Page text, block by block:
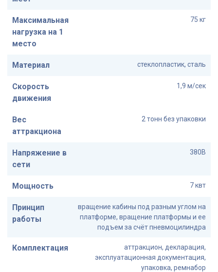
Максимальная
нагрузка на 1
место
75 кг
Материал стеклопластик, сталь
Скорость
движения
1,9 м/сек
Вес
аттракциона
2 тонн без упаковки
Напряжение в
сети
380В
Мощность 7 квт
Принцип
работы
вращение кабины под разным углом на
платформе, вращение платформы и ее
подъем за счёт пневмоцилиндра
Комплектация
аттракцион, декларация,
эксплуатационная документация,
упаковка, ремнабор